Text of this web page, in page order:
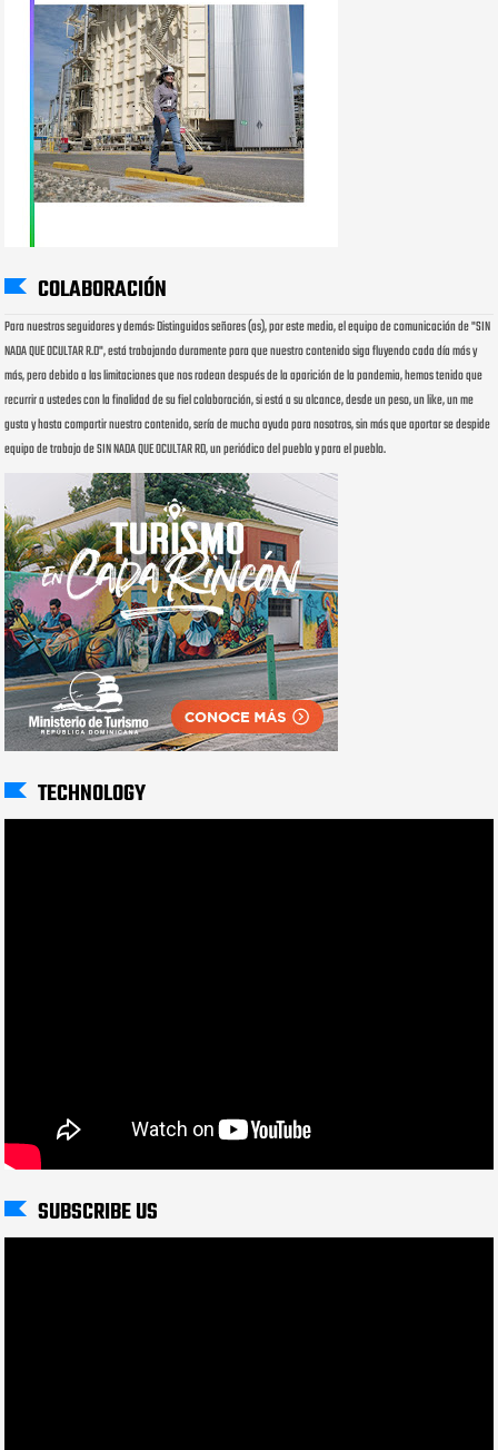
COLABORACIÓN
Para nuestros seguidores y demás: Distinguidos señores (as), por este medio, el equipo de comunicación de "SIN
NADA QUE OCULTAR R.D", está trabajando duramente para que nuestro contenido siga fluyendo cada día más y
más, pero debido a las limitaciones que nos rodean después de la aparición de la pandemia, hemos tenido que
recurrir a ustedes con la finalidad de su fiel colaboración, si está a su alcance, desde un peso, un like, un me
gusta y hasta compartir nuestro contenido, sería de mucha ayuda para nosotros, sin más que aportar se despide
equipo de trabajo de SIN NADA QUE OCULTAR RD, un periódico del pueblo y para el pueblo.
TECHNOLOGY
SUBSCRIBE US